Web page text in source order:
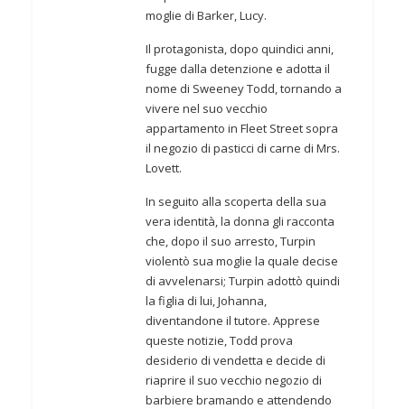
moglie di Barker, Lucy.
Il protagonista, dopo quindici anni,
fugge dalla detenzione e adotta il
nome di Sweeney Todd, tornando a
vivere nel suo vecchio
appartamento in Fleet Street sopra
il negozio di pasticci di carne di Mrs.
Lovett.
In seguito alla scoperta della sua
vera identità, la donna gli racconta
che, dopo il suo arresto, Turpin
violentò sua moglie la quale decise
di avvelenarsi; Turpin adottò quindi
la figlia di lui, Johanna,
diventandone il tutore. Apprese
queste notizie, Todd prova
desiderio di vendetta e decide di
riaprire il suo vecchio negozio di
barbiere bramando e attendendo